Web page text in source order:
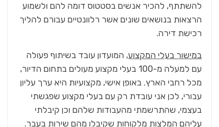
להשתתף, להכיר אנשים בסטטוס דומה להם ולשמוע
הרצאות בנושאים שונים אשר רלוונטיים עבורם להליך
רכישת דירה.
במישור בעלי המקצוע, המועדון עובד בשיתוף פעולה
עם למעלה מ-100 בעלי מקצוע מעולים בתחום הדיור,
מכל רחבי הארץ. באופן אישי, מקצועיות היא ערך עליון
עבורי, לכן אני עובדת רק עם בעלי מקצוע שפגשתי
בעצמי, שהתרשמתי מהעבודות שלהם וכן קיבלתי
עליהם המלצות מלקוחות שקיבלו מהם שירות בעבר.